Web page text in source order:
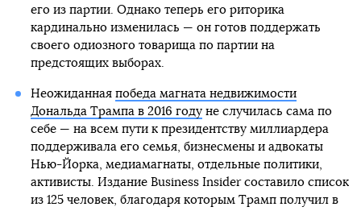
его из партии. Однако теперь его риторика
кардинально изменилась — он готов поддержать
своего одиозного товарища по партии на
предстоящих выборах.
Неожиданная победа магната недвижимости
Дональда Трампа в 2016 годуне случилась сама по
себе — на всем пути к президентству миллиардера
поддерживала его семья, бизнесмены и адвокаты
Нью-Йорка, медиамагнаты, отдельные политики,
активисты. Издание Business Insider составило список
из 125 человек, благодаря которым Трамп получил в